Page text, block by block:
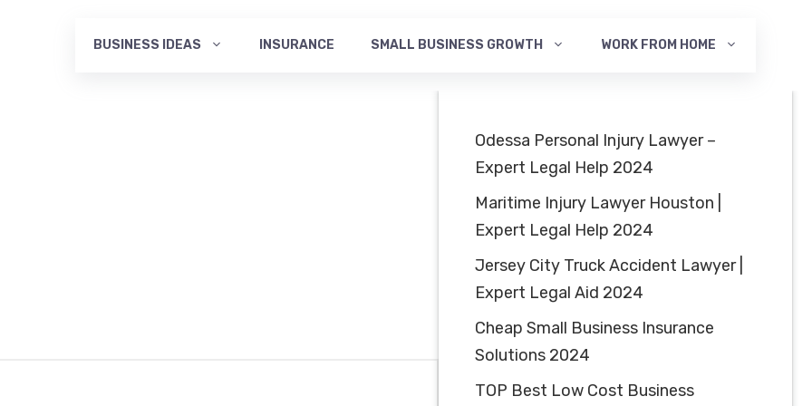
BUSINESS IDEAS INSURANCE SMALL BUSINESS GROWTH WORK FROM HOME
Odessa Personal Injury Lawyer –
Expert Legal Help 2024
Maritime Injury Lawyer Houston |
Expert Legal Help 2024
Jersey City Truck Accident Lawyer |
Expert Legal Aid 2024
Cheap Small Business Insurance
Solutions 2024
TOP Best Low Cost Business